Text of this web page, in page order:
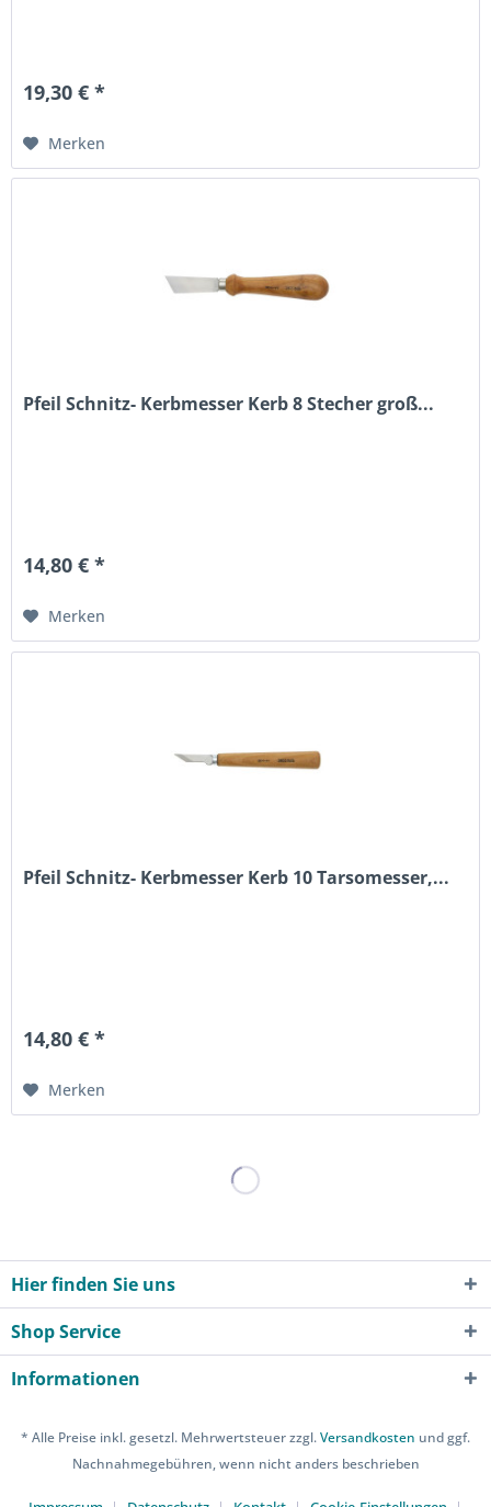
19,30 € *
Merken
Pfeil Schnitz- Kerbmesser Kerb 8 Stecher groß...
14,80 € *
Merken
Pfeil Schnitz- Kerbmesser Kerb 10 Tarsomesser,...
14,80 € *
Merken
Hier finden Sie uns
Shop Service
Informationen
* Alle Preise inkl. gesetzl. Mehrwertsteuer zzgl.Versandkosten und ggf.
Nachnahmegebühren, wenn nicht anders beschrieben